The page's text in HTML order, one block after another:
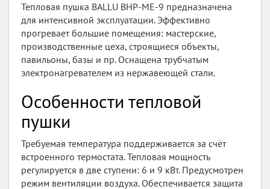
Тепловая пушка BALLU BHP-ME-9 предназначена
для интенсивной эксплуатации. Эффективно
прогревает большие помещения: мастерские,
производственные цеха, строящиеся объекты,
павильоны, базы и пр. Оснащена трубчатым
электронагревателем из нержавеющей стали.
Особенности тепловой
пушки
Требуемая температура поддерживается за счёт
встроенного термостата. Тепловая мощность
регулируется в две ступени: 6 и 9 кВт. Предусмотрен
режим вентиляции воздуха. Обеспечивается защита